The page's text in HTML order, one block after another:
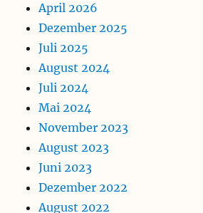
April 2026
Dezember 2025
Juli 2025
August 2024
Juli 2024
Mai 2024
November 2023
August 2023
Juni 2023
Dezember 2022
August 2022